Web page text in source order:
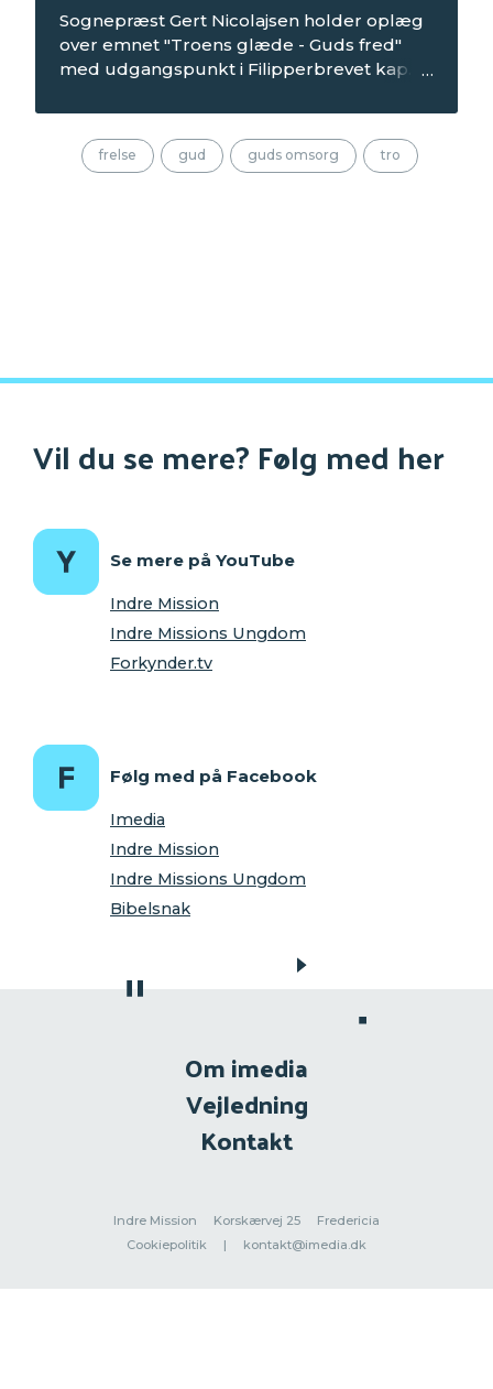
Sognepræst Gert Nicolajsen holder oplæg
over emnet "Troens glæde - Guds fred"
med udgangspunkt i Filipperbrevet kap. 4
lørdagen på Seniorcamping 1 i 2022, som
blev afholdt på Mørkholt Strand Camping.
frelse gud guds omsorg tro
Vil du se mere? Følg med her
Se mere på YouTube
Indre Mission
Indre Missions Ungdom
Forkynder.tv
Følg med på Facebook
Imedia
Indre Mission
Indre Missions Ungdom
Bibelsnak
Om imedia
Vejledning
Kontakt
Indre Mission Korskærvej 25
Fredericia
Cookiepolitik
| kontakt@imedia.dk